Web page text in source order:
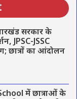
सरकार के
JPSC-JSSC
छात्रों का आंदोलन
में छात्राओं के